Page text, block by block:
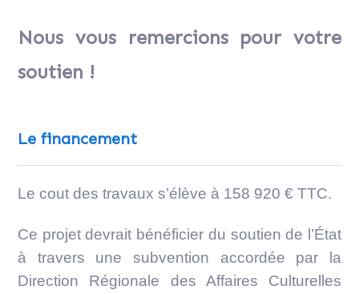
Nous vous remercions pour votre
soutien !
Le financement
Le cout des travaux s’élève à 158 920 € TTC.
Ce projet devrait bénéficier du soutien de l’État
à travers une subvention accordée par la
Direction Régionale des Affaires Culturelles